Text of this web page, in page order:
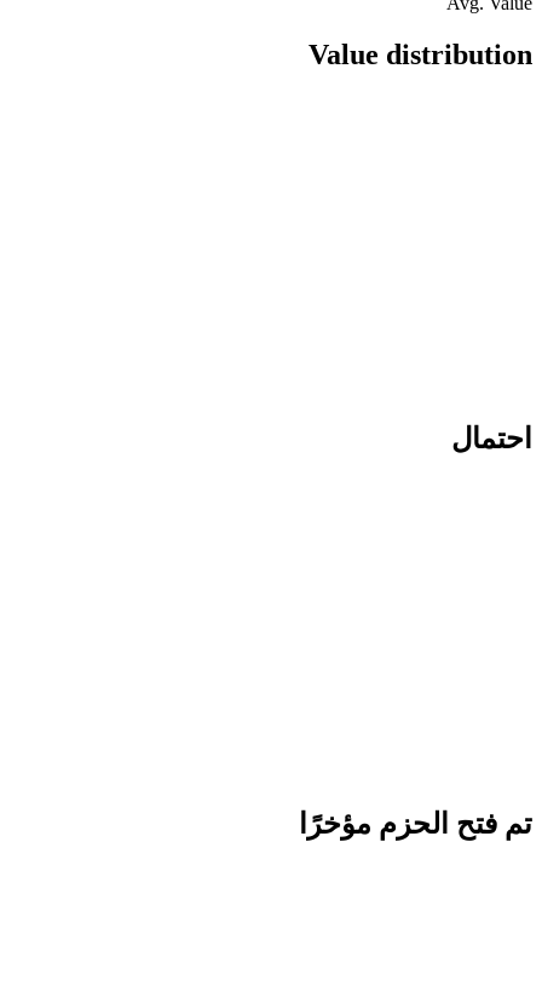
Value distribution
احتمال
تم فتح الحزم مؤخرًا